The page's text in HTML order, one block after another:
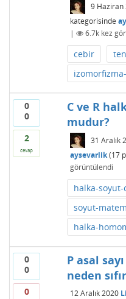
9 Haziran
kategorisinde
|
6.7kkez
cebir
0
0
2
cevap
C ve R
mudur?
31 Aralık
aysevarlik (17
görüntülendi
halka-
soyut-
halka-
0
0
0
P asal
neden
12 Aralık 2020